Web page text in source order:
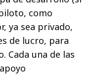
como
ya sea privado,
de lucro, para
Cada una de las